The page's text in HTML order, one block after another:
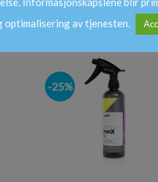
KJØP
-25%
optimalisering av tjenesten.